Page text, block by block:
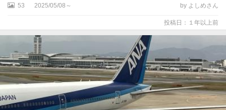
53 2025/05/08～ by よしめさん
投稿日：１年以上前